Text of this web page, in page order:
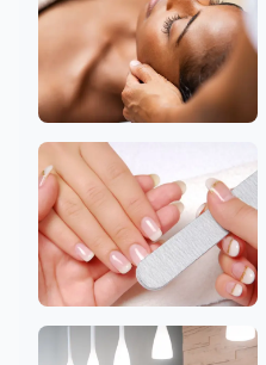
헤드
네일